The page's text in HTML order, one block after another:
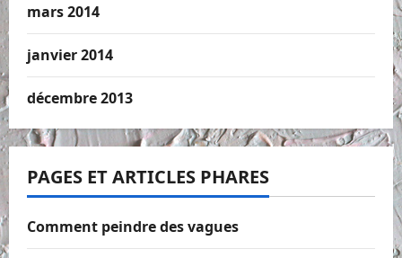
mars 2014
janvier 2014
décembre 2013
PAGES ET ARTICLES PHARES
Comment peindre des vagues